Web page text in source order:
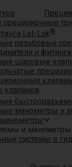
Let-Lok®
резьбовые
и
шаровые
клапанов
манометры и
системы в